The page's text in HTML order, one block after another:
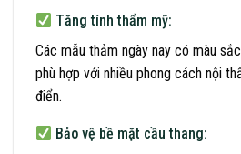
Tăng tính thẩm mỹ:
Các mẫu thảm ngày nay có màu
phù hợp với nhiều phong cách nội
điển.
Bảo vệ bề mặt cầu thang: